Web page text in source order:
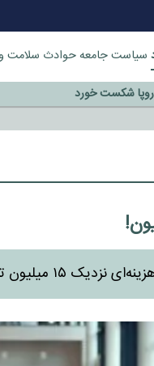
سیاستجامعهحوادث سلامت
شکست خورد